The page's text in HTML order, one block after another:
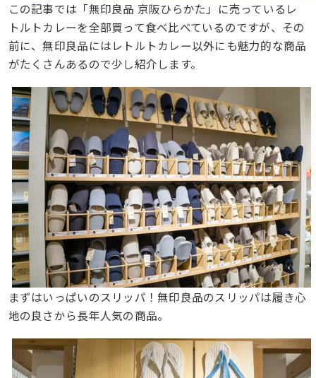
この記事では「無印良品 京阪ひらかた」に売っているレ
トルトカレーを全部買って食べ比べているのですが、その
前に、無印良品にはレトルトカレー以外にも魅力的な商品
がたくさんあるので少し紹介します。
まずはいっぱいのスリッパ！無印良品のスリッパは履き心
地の良さから長年人気の商品。